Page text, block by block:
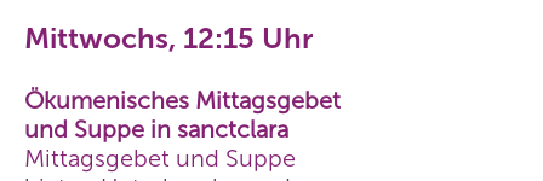
Mittwochs, 12:15 Uhr
Ökumenisches Mittagsgebet
und Suppe in sanctclara
Mittagsgebet und Suppe